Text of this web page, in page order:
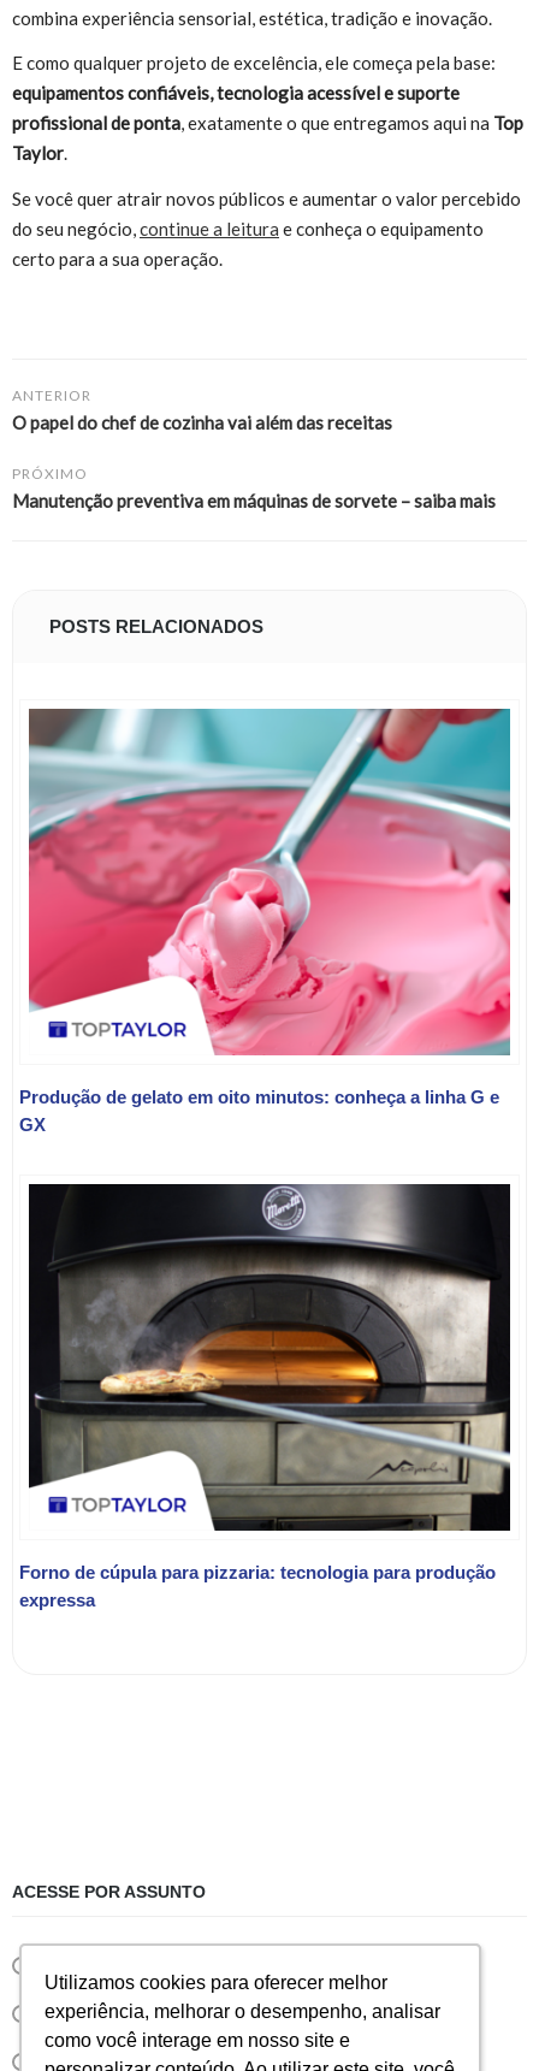
Utilizamos cookies para oferecer melhor
experiência, melhorar o desempenho, analisar
como você interage em nosso site e
Utilizamos cookies para oferecer melhor
experiência, melhorar o desempenho, analisar
como você interage em nosso site e
combina experiência sensorial, estética, tradição e inovação.
E como qualquer projeto de excelência, ele começa pela base:
equipamentos confiáveis, tecnologia acessível e suporte
profissional de ponta, exatamente o que entregamos aqui na Top
Taylor.
Se você quer atrair novos públicos e aumentar o valor percebido
do seu negócio, continue a leitura e conheça o equipamento
certo para a sua operação.
ANTERIOR
O papel do chef de cozinha vai além das receitas
PRÓXIMO
Manutenção preventiva em máquinas de sorvete – saiba mais
POSTS RELACIONADOS
Produção de gelato em oito minutos: conheça a linha G e
GX
Forno de cúpula para pizzaria: tecnologia para produção
expressa
ACESSE POR ASSUNTO
Notícias
Sorvete